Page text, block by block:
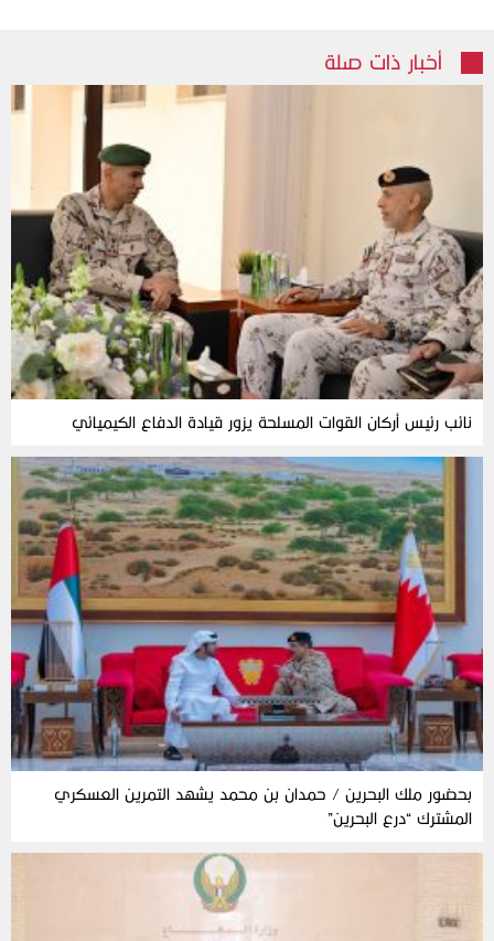
أخبار ذات صلة
نائب رئيس أركان القوات المسلحة يزور قيادة الدفاع الكيميائي
بحضور ملك البحرين / حمدان بن محمد يشهد التمرين العسكري
المشترك “درع البحرين”